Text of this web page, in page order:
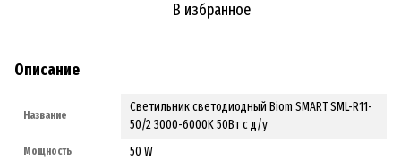
В избранное
Описание
Название
Светильник светодиодный Biom SMART SML-R11-
50/2 3000-6000K 50Вт с д/у
Мощность 50 W